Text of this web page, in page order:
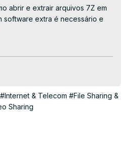
abrir e extrair arquivos 7Z em
software extra é necessário e
descompactar-ficheiros-
assim que estiver completo.)
nos arquivos individuais
ezyZip
#Internet & Telecom #File Sharing &
Sharing